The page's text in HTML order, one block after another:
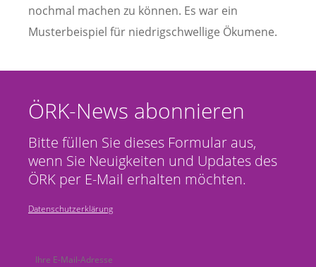
nochmal machen zu können. Es war ein
Musterbeispiel für niedrigschwellige Ökumene.
ÖRK-News abonnieren
Bitte füllen Sie dieses Formular aus,
wenn Sie Neuigkeiten und Updates des
ÖRK per E-Mail erhalten möchten.
Datenschutzerklärung